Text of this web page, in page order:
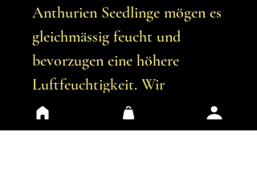
Anthurien Seedlinge mögen es
gleichmässig feucht und
bevorzugen eine höhere
Luftfeuchtigkeit. Wir
empfehlen, die Seedlinge in
einer durchsichtigen